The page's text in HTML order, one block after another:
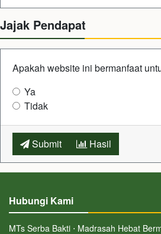
Jajak Pendapat
Apakah website ini bermanfaat
Ya
Tidak
Submit Hasil
Hubungi Kami
MTs Serba Bakti ⋅ Madrasah Hebat